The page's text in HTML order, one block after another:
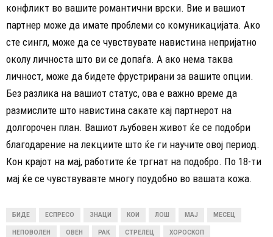
конфликт во вашите романтични врски. Вие и вашиот
партнер може да имате проблеми со комуникацијата. Ако
сте сингл, може да се чувствувате навистина непријатно
околу личноста што ви се допаѓа. А ако нема таква
личност, може да бидете фрустрирани за вашите опции.
Без разлика на вашиот статус, ова е важно време да
размислите што навистина сакате кај партнерот на
долгорочен план. Вашиот љубовен живот ќе се подобри
благодарение на лекциите што ќе ги научите овој период.
Кон крајот на мај, работите ќе тргнат на подобро. По 18-ти
мај ќе се чувствувавте многу поудобно во вашата кожа.
БИДЕ ЕСПРЕСО ЗНАЦИ КОИ ЛОШ МАЈ МЕСЕЦ
НЕПОВОЛЕН ОВЕН РАК СТРЕЛЕЦ ХОРОСКОП